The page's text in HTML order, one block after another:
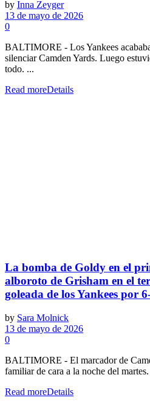
by Inna Zeyger
13 de mayo de 2026
0
BALTIMORE - Los Yankees
silenciar Camden Yards. Luego
todo. ...
Read moreDetails
La bomba de Goldy en el
alboroto de Grisham en el
goleada de los Yankees por
by Sara Molnick
13 de mayo de 2026
0
BALTIMORE - El marcador de
familiar de cara a la noche del
Read moreDetails